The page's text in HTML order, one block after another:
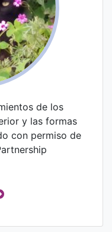
de los
y las formas
con permiso de